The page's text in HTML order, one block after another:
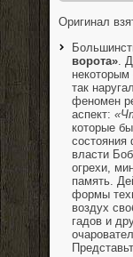
Оригинал
ворота» .
так
феномен
аспект:
которые
состояния
власти
огрехи,
память.
формы
воздух
гадов и